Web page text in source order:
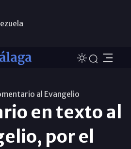
al Evangelio
en texto al
por el